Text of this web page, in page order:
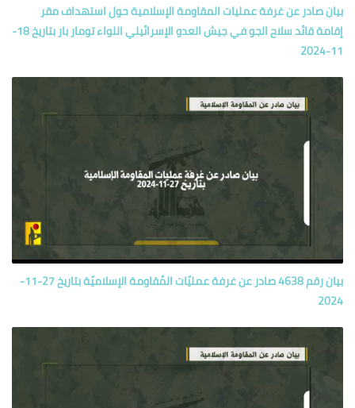
بيان صادر عن غرفة عمليات المقاومة الإسلامية حول‏ استهداف مقر
إقامة قائد سلاح الجو في جيش العدو الإسرائيلي اللواء تومار بار بتاريخ 18-
11-2024
بيان رقم 4638 صادر عن غرفة عمليّات المُقاومة الإسلاميّة بتاريخ 27-11-
2024